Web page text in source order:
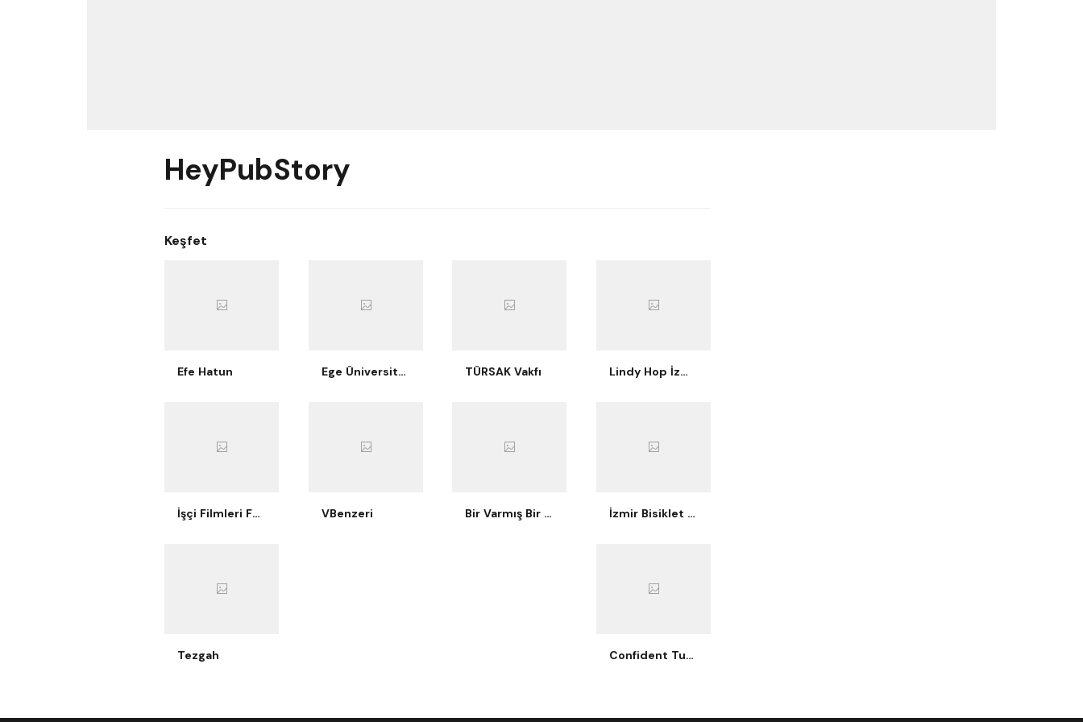
HeyPubStory
Keşfet
Efe Hatun Ege Üniversitesi İşletme Kulübü TÜRSAK Vakfı Lindy Hop İzmir
İşçi Filmleri Festivali VBenzeri Bir Varmış Bir Yokmuş Tiyatro İzmir Bisiklet Eğitimi
Tezgah Confident Turtle